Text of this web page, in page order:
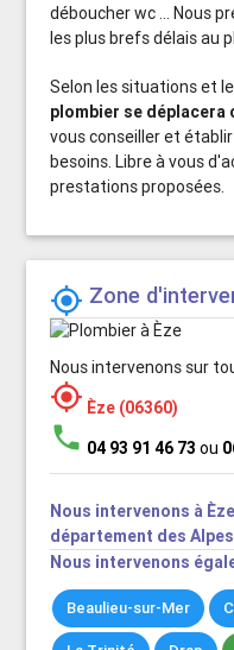
déboucher wc ... Nous
les plus brefs délais au
Selon les situations et
plombier se déplacera
vous conseiller et
besoins. Libre à vous
prestations proposées.
 Zone
Nous intervenons sur
 Èze (06360)
phone 04 93 91 46 73 ou
Nous intervenons à Èze
département des
Nous intervenons
Beaulieu-sur-Mer